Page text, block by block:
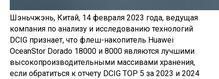
Шэньчжэнь, Китай, 14 февраля 2023 года, ведущая
компания по анализу и исследованию технологий
DCIG признает, что флеш-накопитель Huawei
OceanStor Dorado 18000 и 8000 являются лучшими
высокопроизводительными массивами хранения,
если обратиться к отчету DCIG TOP 5 за 2023 и 2024